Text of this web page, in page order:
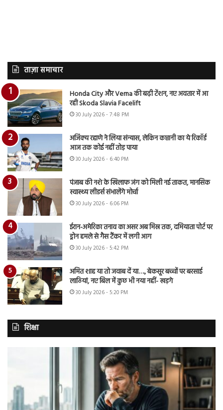
ताज़ा समाचार
Honda City और Verna की बढ़ी टेंशन, नए अवतार में आ
रही Skoda Slavia Facelift
30 July 2026 - 7:48 PM
अजिंक्य रहाणे ने लिया संन्यास, लेकिन कप्तानी का ये रिकॉर्ड
आज तक कोई नहीं तोड़ पाया
30 July 2026 - 6:40 PM
पंजाब की नशे के खिलाफ जंग को मिली नई ताकत, मानसिक
स्वास्थ्य लीडर्स संभालेंगे मोर्चा
30 July 2026 - 6:06 PM
ईरान-अमेरिका तनाव का असर अब मिस्र तक, दमियाता पोर्ट पर
ड्रोन हमले से गैस टैंकर में लगी आग
30 July 2026 - 5:42 PM
अमित शाह या तो जवाब दें या…., बेकसूर बच्चों पर बरसाई
लाठियां, नए बिल में कुछ भी नया नहीं- खड़गे
30 July 2026 - 5:20 PM
शिक्षा